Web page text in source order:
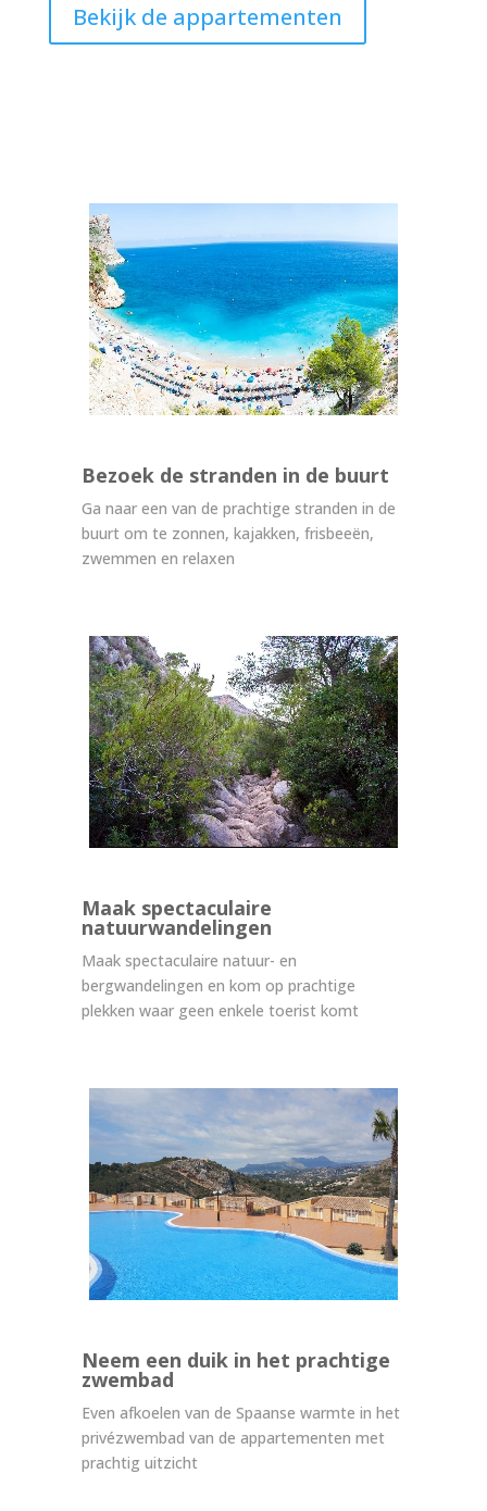
Bekijk de appartementen
Bezoek de stranden in de buurt
Ga naar een van de prachtige stranden in de
buurt om te zonnen, kajakken, frisbeeën,
zwemmen en relaxen
Maak spectaculaire
natuurwandelingen
Maak spectaculaire natuur- en
bergwandelingen en kom op prachtige
plekken waar geen enkele toerist komt
Neem een duik in het prachtige
zwembad
Even afkoelen van de Spaanse warmte in het
privézwembad van de appartementen met
prachtig uitzicht